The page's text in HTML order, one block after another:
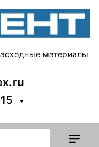
материалы